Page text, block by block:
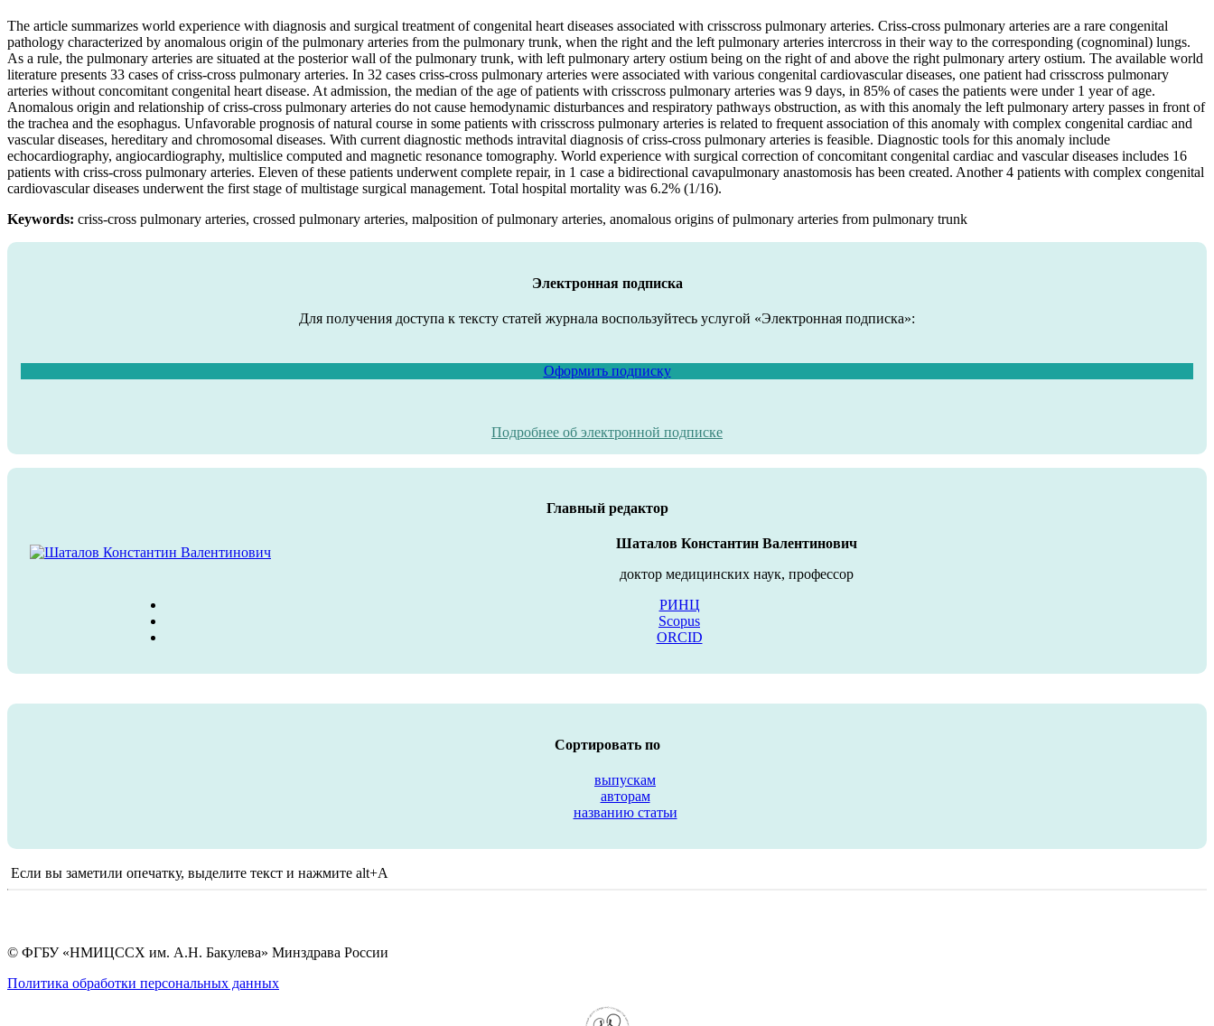
The article summarizes world experience with diagnosis and surgical treatment of congenital heart diseases associated with crisscross pulmonary arteries. Criss-cross pulmonary arteries are a rare congenital
pathology characterized by anomalous origin of the pulmonary arteries from the pulmonary trunk, when the right and the left pulmonary arteries intercross in their way to the corresponding (cognominal) lungs.
As a rule, the pulmonary arteries are situated at the posterior wall of the pulmonary trunk, with left pulmonary artery ostium being on the right of and above the right pulmonary artery ostium. The available world
literature presents 33 cases of criss-cross pulmonary arteries. In 32 cases criss-cross pulmonary arteries were associated with various congenital cardiovascular diseases, one patient had crisscross pulmonary
arteries without concomitant congenital heart disease. At admission, the median of the age of patients with crisscross pulmonary arteries was 9 days, in 85% of cases the patients were under 1 year of age.
Anomalous origin and relationship of criss-cross pulmonary arteries do not cause hemodynamic disturbances and respiratory pathways obstruction, as with this anomaly the left pulmonary artery passes in front of
the trachea and the esophagus. Unfavorable prognosis of natural course in some patients with crisscross pulmonary arteries is related to frequent association of this anomaly with complex congenital cardiac and
vascular diseases, hereditary and chromosomal diseases. With current diagnostic methods intravital diagnosis of criss-cross pulmonary arteries is feasible. Diagnostic tools for this anomaly include
echocardiography, angiocardiography, multislice computed and magnetic resonance tomography. World experience with surgical correction of concomitant congenital cardiac and vascular diseases includes 16
patients with criss-cross pulmonary arteries. Eleven of these patients underwent complete repair, in 1 case a bidirectional cavapulmonary anastomosis has been created. Another 4 patients with complex congenital
cardiovascular diseases underwent the first stage of multistage surgical management. Total hospital mortality was 6.2% (1/16).
Keywords: criss-cross pulmonary arteries, crossed pulmonary arteries, malposition of pulmonary arteries, anomalous origins of pulmonary arteries from pulmonary trunk
Электронная подписка
Для получения доступа к тексту статей журнала воспользуйтесь услугой «Электронная подписка»:
Оформить подписку
Подробнее об электронной подписке
Главный редактор
Шаталов Константин Валентинович
доктор медицинских наук, профессор
РИНЦ
Scopus
ORCID
Сортировать по
выпускам
авторам
названию статьи
Если вы заметили опечатку, выделите текст и нажмите alt+A
© ФГБУ «НМИЦССХ им. А.Н. Бакулева» Минздрава России
Политика обработки персональных данных